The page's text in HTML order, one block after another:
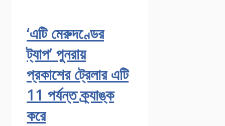
‘এটি মেরুদণ্ডের
ট্যাপ’ পুনরায়
প্রকাশের ট্রেলার এটি
11 পর্যন্ত ক্র্যাঙ্ক
করে